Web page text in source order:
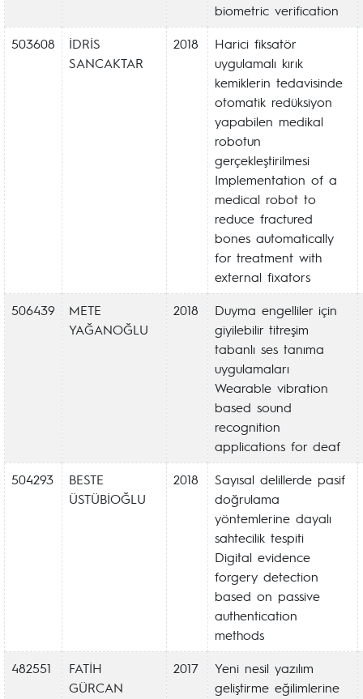
biometric verification
503608
İDRİS
SANCAKTAR
2018
Harici fiksatör
uygulamalı kırık
kemiklerin tedavisinde
otomatik redüksiyon
yapabilen medikal
robotun
gerçekleştirilmesi
Implementation of a
medical robot to
reduce fractured
bones automatically
for treatment with
external fixators
506439
METE
YAĞANOĞLU
2018
Duyma engelliler için
giyilebilir titreşim
tabanlı ses tanıma
uygulamaları
Wearable vibration
based sound
recognition
applications for deaf
504293
BESTE
ÜSTÜBİOĞLU
2018
Sayısal delillerde pasif
doğrulama
yöntemlerine dayalı
sahtecilik tespiti
Digital evidence
forgery detection
based on passive
authentication
methods
482551
FATİH
GÜRCAN
2017
Yeni nesil yazılım
geliştirme eğilimlerine